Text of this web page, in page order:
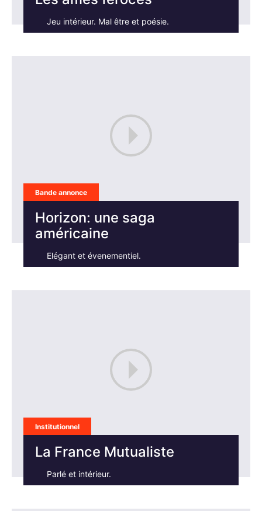
Jeu intérieur. Mal être et poésie.
Bande annonce
Horizon: une saga
américaine
Elégant et évenementiel.
Institutionnel
La France Mutualiste
Parlé et intérieur.